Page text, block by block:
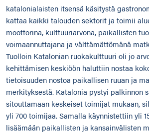
katalonialaisten itsensä käsitystä
kattaa kaikki talouden sektorit ja toimii
moottorina, kulttuuriarvona, paikallisten
voimaannuttajana ja välttämättömänä
Tuolloin Katalonian ruokakulttuuri oli jo
kehittämisen keskiöön haluttiin nostaa
tietoisuuden nostoa paikallisen ruuan ja
merkityksestä. Katalonia pystyi palkinnon
sitouttamaan keskeiset toimijat mukaan,
yli 700 toimijaa. Samalla käynnistettiin yli
lisäämään paikallisten ja kansainvälisten